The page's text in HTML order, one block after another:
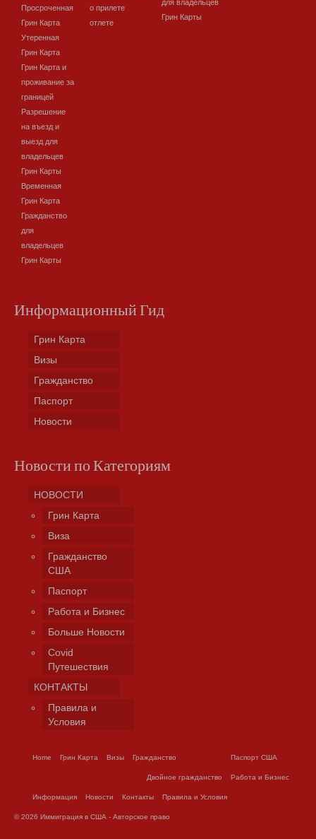
Просроченная
Грин Карта
Утеренная
Грин Карта
Грин Карта и
проживание за
границей
Разрешение
на въезд и
выезд для
владельцев
Грин Карты
Временная
Грин Карта
Гражданство
для
владельцев
Грин Карты
о прилете
отлете
для владельцев
Грин Карты
Информационный Гид
Грин Карта
Визы
Гражданство
Паспорт
Новости
Новости по Категориям
НОВОСТИ
Грин Карта
Виза
Гражданство
США
Паспорт
Работа и Бизнес
Больше Новости
Covid
Путешествия
КОНТАКТЫ
Правила и
Условия
Home Грин Карта Визы Гражданство
Двойное гражданство
Паспорт США
Работа и Бизнес
Информация Новости Контакты Правила и Условия
© 2026 Иммиграция в США - Авторское право